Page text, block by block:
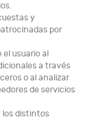
y
por
usuario al
a través
o al analizar
de servicios
los distintos